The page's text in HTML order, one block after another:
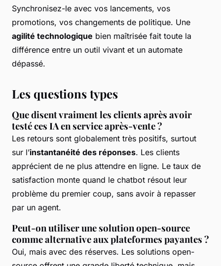
Synchronisez-le avec vos lancements, vos
promotions, vos changements de politique. Une
agilité technologique bien maîtrisée fait toute la
différence entre un outil vivant et un automate
dépassé.
Les questions types
Que disent vraiment les clients après avoir
testé ces IA en service après-vente ?
Les retours sont globalement très positifs, surtout
sur l’instantanéité des réponses. Les clients
apprécient de ne plus attendre en ligne. Le taux de
satisfaction monte quand le chatbot résout leur
problème du premier coup, sans avoir à repasser
par un agent.
Peut-on utiliser une solution open-source
comme alternative aux plateformes payantes ?
Oui, mais avec des réserves. Les solutions open-